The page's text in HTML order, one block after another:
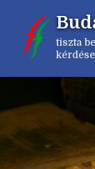
tartalomra
tiszta